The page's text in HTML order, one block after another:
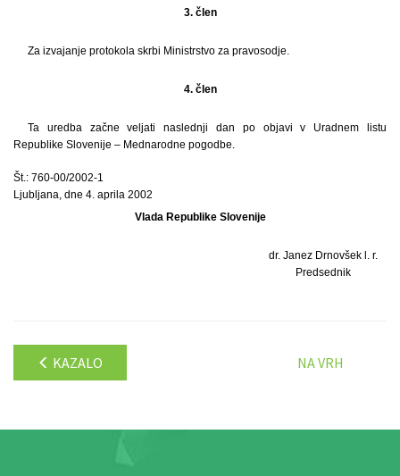
3. člen
Za izvajanje protokola skrbi Ministrstvo za pravosodje.
4. člen
Ta uredba začne veljati naslednji dan po objavi v Uradnem listu
Republike Slovenije – Mednarodne pogodbe.
Št.: 760-00/2002-1
Ljubljana, dne 4. aprila 2002
Vlada Republike Slovenije
dr. Janez Drnovšek l. r.
Predsednik
KAZALO NA VRH